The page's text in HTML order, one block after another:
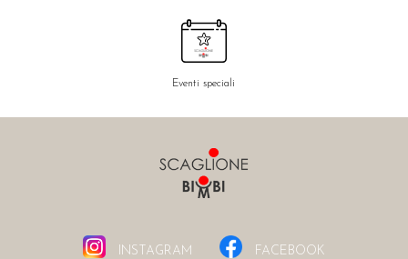
Eventi speciali
INSTAGRAM FACEBOOK